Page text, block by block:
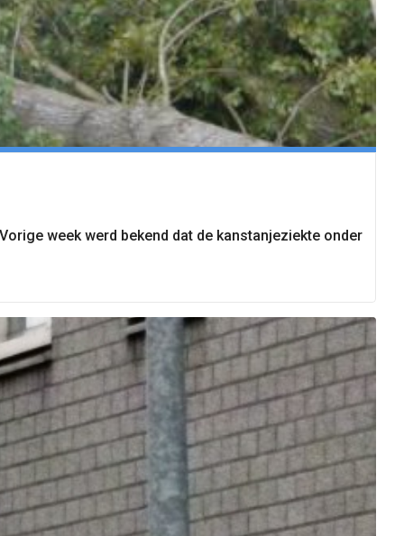
week werd bekend dat de kanstanjeziekte onder